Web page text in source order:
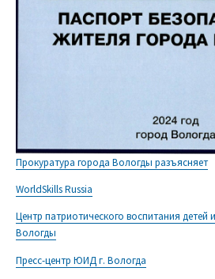
Прокуратура города Вологды разъясняет
WorldSkills Russia
Центр патриотического воспитания
Вологды
Пресс-центр ЮИД г. Вологда